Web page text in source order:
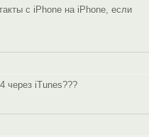
с iPhone на iPhone, если
через iTunes???